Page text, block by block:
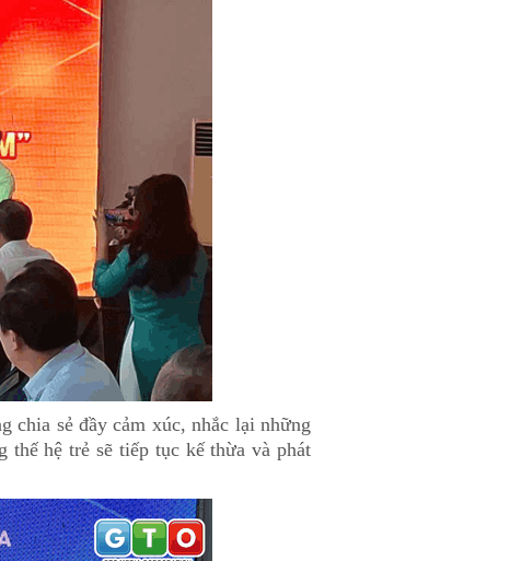
chia sẻ đầy cảm xúc, nhắc lại những
hệ trẻ sẽ tiếp tục kế thừa và phát